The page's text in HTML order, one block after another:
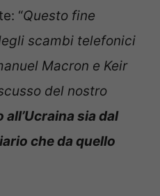
“Questo fine
scambi telefonici
Macron e Keir
del nostro
sia dal
che da quello